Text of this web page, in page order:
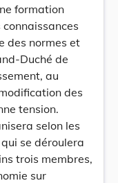
formation
des normes et
Duché de
au
des
tension.
selon les
se déroulera
trois membres,
sur